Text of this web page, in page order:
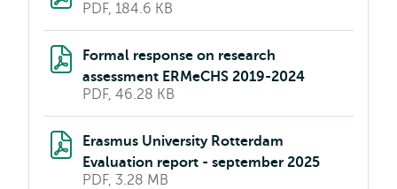
PDF, 184.6 KB
Formal response on research
assessment ERMeCHS 2019-2024
PDF, 46.28 KB
Erasmus University Rotterdam
Evaluation report - september 2025
PDF, 3.28 MB